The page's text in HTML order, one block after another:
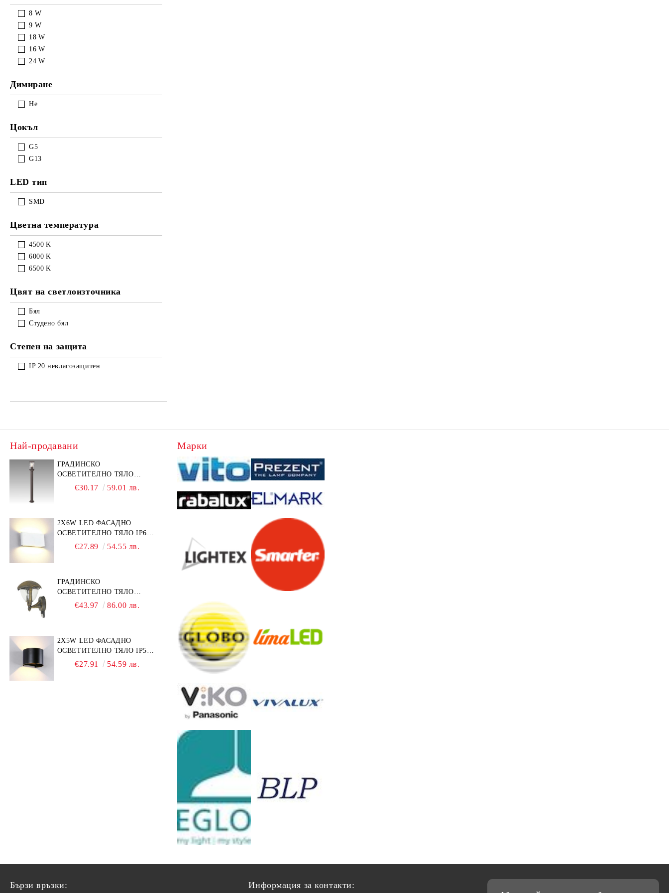
8 W
9 W
18 W
16 W
24 W
Димиране
Не
Цокъл
G5
G13
LED тип
SMD
Цветна температура
4500 K
6000 K
6500 K
Цвят на светлоизточника
Бял
Студено бял
Степен на защита
IP 20 невлагозащитен
Най-продавани
ГРАДИНСКО
ОСВЕТИТЕЛНО ТЯЛО
BUDAPEST 1 Х Е27, КАФЯВ
€30.17 59.01 лв.
2Х6W LED ФАСАДНО
ОСВЕТИТЕЛНО ТЯЛО IP65
4000K АЛУМИНИЙ / БЯЛ
€27.89 54.55 лв.
ГРАДИНСКО
ОСВЕТИТЕЛНО ТЯЛО
MIAMI 1 Х Е27, АНТИЧНО
€43.97 86.00 лв.
2Х5W LED ФАСАДНО
ОСВЕТИТЕЛНО ТЯЛО IP54
4000K АЛУМИНИЙ / ЧЕРНО
€27.91 54.59 лв.
Марки
Бързи връзки:
Информация за контакти: